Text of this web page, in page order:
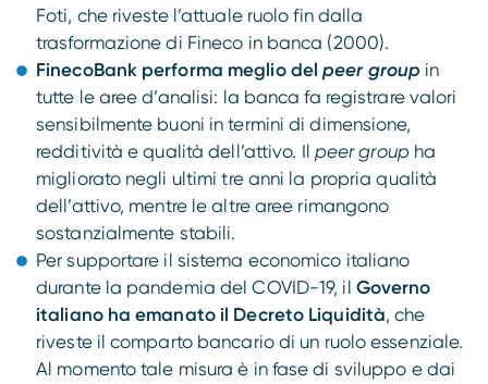
Foti, che riveste l’attuale ruolo fin dalla
trasformazione di Fineco in banca (2000).
FinecoBank performa meglio delpeer group in
tutte le aree d’analisi: la banca fa registrare valori
sensibilmente buoni in termini di dimensione,
redditività e qualità dell’attivo. Il peer groupha
migliorato negli ultimi tre anni la propria qualità
dell’attivo, mentre le altre aree rimangono
sostanzialmente stabili.
Per supportare il sistema economico italiano
durante la pandemia del COVID-19, il Governo
italiano ha emanato il Decreto Liquidità, che
riveste il comparto bancario di un ruolo essenziale.
Al momento tale misura è in fase di sviluppo e dai